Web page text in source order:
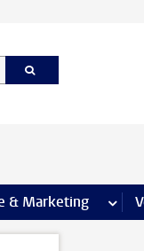
& Marketing meer